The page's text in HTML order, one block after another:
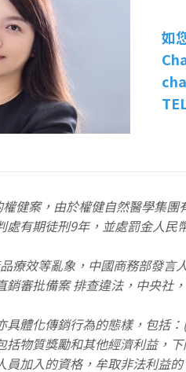
如
健案，由於權健自然醫學集
有期徒刑9年，並處罰金人民
療效等亂象，中國商務部發言
審批備案 排查違法，中央社
體化傳銷行為的態樣，包括
括物質獎勵和其他經濟利益，
員加入的資格，牟取非法利益